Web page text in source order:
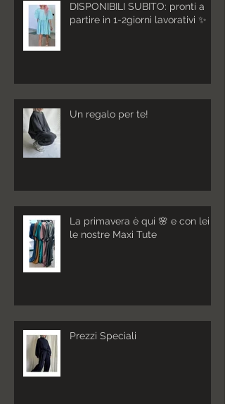
DISPONIBILI SUBITO: pronti a
partire in 1-2giorni lavorativi ✨
Un regalo per te!
La primavera è qui 🌸 e con lei
le nostre Maxi Tute
Prezzi Speciali